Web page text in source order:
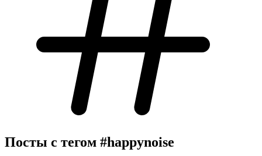
Посты с тегом #happynoise